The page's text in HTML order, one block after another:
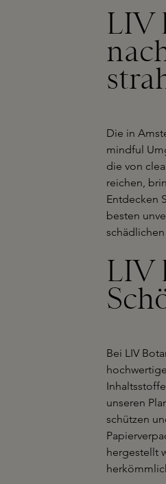
LIV
Die in
mindful
die von
reichen,
Entdecken
besten
LIV
Bei LIV
unseren
schützen
hergestellt